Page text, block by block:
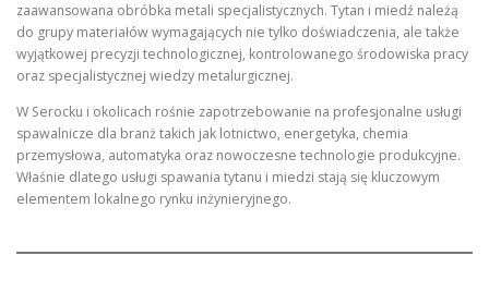
zaawansowana obróbka metali specjalistycznych. Tytan i miedź należą
do grupy materiałów wymagających nie tylko doświadczenia, ale także
wyjątkowej precyzji technologicznej, kontrolowanego środowiska pracy
oraz specjalistycznej wiedzy metalurgicznej.
W Serocku i okolicach rośnie zapotrzebowanie na profesjonalne usługi
spawalnicze dla branż takich jak lotnictwo, energetyka, chemia
przemysłowa, automatyka oraz nowoczesne technologie produkcyjne.
Właśnie dlatego usługi spawania tytanu i miedzi stają się kluczowym
elementem lokalnego rynku inżynieryjnego.